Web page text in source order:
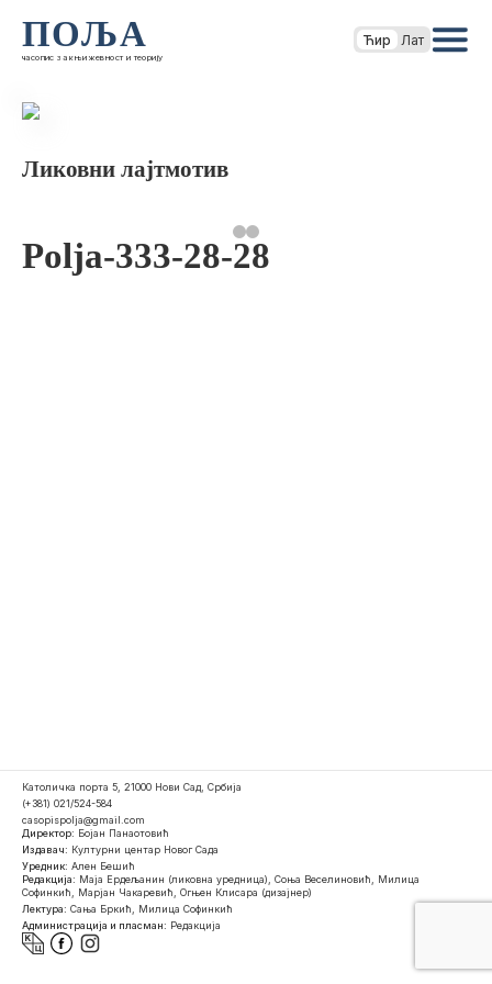
ПОЉА
часопис за књижевност и теорију
Ћир Лат
Ликовни лајтмотив
Polja-333-28-28
Католичка порта 5, 21000 Нови Сад, Србија
(+381) 021/524-584
casopispolja@gmail.com
Директор: Бојан Панаотовић
Издавач: Културни центар Новог Сада
Уредник: Ален Бешић
Редакција: Маја Ердељанин (ликовна уредница), Соња Веселиновић, Милица
Софинкић, Марјан Чакаревић, Огњен Клисара (дизајнер)
Лектура: Сања Бркић, Милица Софинкић
Администрација и пласман: Редакција